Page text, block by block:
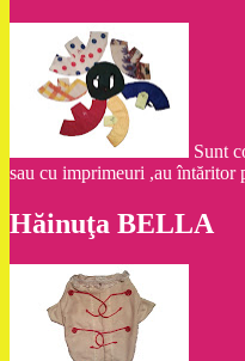
Sunt
sau cu imprimeuri ,au întăritor
Hăinuţa BELLA